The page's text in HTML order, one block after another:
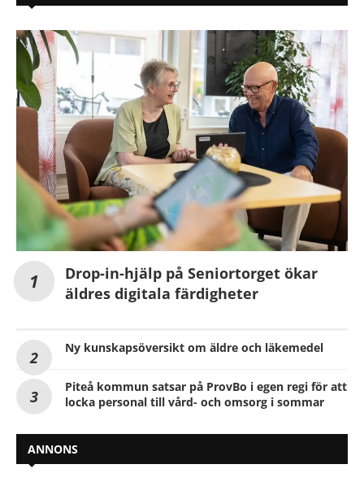
Drop-in-hjälp på Seniortorget ökar
äldres digitala färdigheter
Ny kunskapsöversikt om äldre och läkemedel
Piteå kommun satsar på ProvBo i egen regi för att
locka personal till vård- och omsorg i sommar
ANNONS